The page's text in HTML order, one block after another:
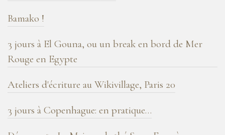
Bamako !
3 jours à El Gouna, ou un break en bord de Mer
Rouge en Egypte
Ateliers d'écriture au Wikivillage, Paris 20
3 jours à Copenhague: en pratique…